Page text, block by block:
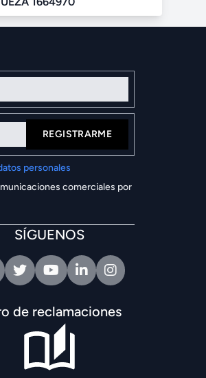
REGISTRARME
personales
comerciales por
SÍGUENOS
TwitterYoutubeLinkedinIntagram
de reclamaciones